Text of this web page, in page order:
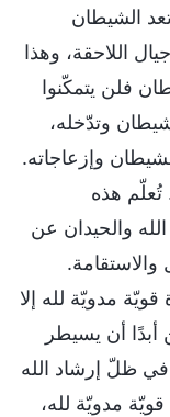
الشيطان
اللاحقة، وهذا
فلن يتمكّنوا
وتدّخله،
وإزعاجاته.
تُعلّم هذه
الله والحيدان عن
والاستقامة.
مدويّة لله إلا
أبدًا أن يسيطر
في ظلّ إرشاد الله
مدويّة لله،